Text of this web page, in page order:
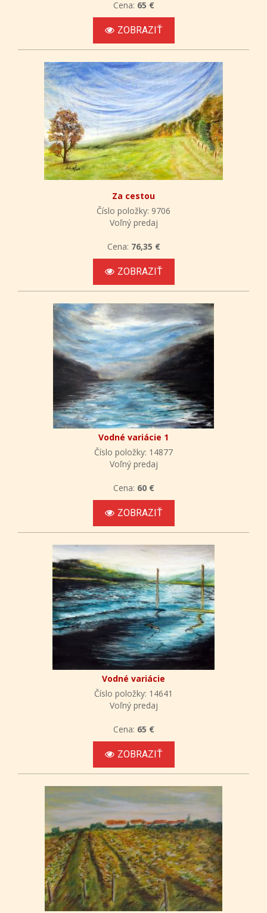
Cena: 65 €
ZOBRAZIŤ
Za cestou
Číslo položky: 9706
Voľný predaj
Cena: 76,35 €
ZOBRAZIŤ
Vodné variácie 1
Číslo položky: 14877
Voľný predaj
Cena: 60 €
ZOBRAZIŤ
Vodné variácie
Číslo položky: 14641
Voľný predaj
Cena: 65 €
ZOBRAZIŤ